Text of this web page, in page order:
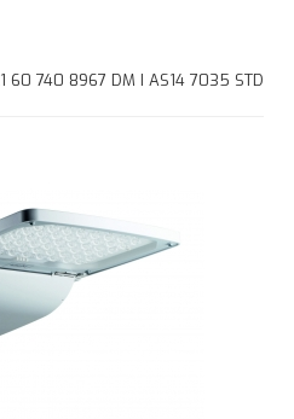
60 740 8967 DM I AS14 7035 STD